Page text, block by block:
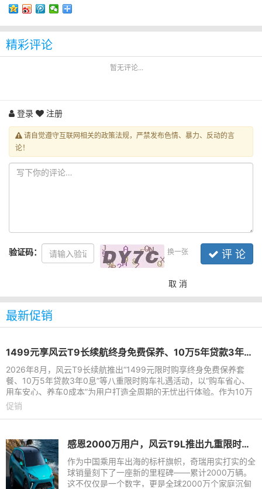
精彩评论
暂无评论...
登录 注册
请自觉遵守互联网相关的政策法规，严禁发布色情、暴力、反动的言
论！
验证码： 换一张 评 论
取 消
最新促销
1499元享风云T9长续航终身免费保养、10万5年贷款3年0息 多维礼遇加码
2026年8月，风云T9长续航推出“1499元限时购享终身免费保养套
餐、10万5年贷款3年0息”等八重限时购车礼遇活动，以“购车省心、
用车安心、养车0成本”为用户打造全周期的无忧出行体验。作为10万
级家用混动SUV标杆，风
促销
感恩2000万用户，风云T9L推出九重限时豪礼
作为中国乘用车出海的标杆旗帜，奇瑞用实打实的全
球销量刻下了一座新的里程碑——累计2000万辆。
这不仅仅是一个数字，更是全球2000万个家庭沉甸